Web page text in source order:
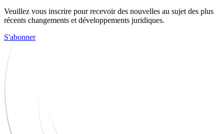
Veuillez vous inscrire pour recevoir des nouvelles au sujet des plus
récents changements et développements juridiques.
S'abonner